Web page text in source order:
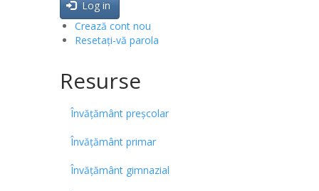
Log in
Crează cont nou
Resetați-vă parola
Resurse
Învățământ preșcolar
Învățământ primar
Învățământ gimnazial